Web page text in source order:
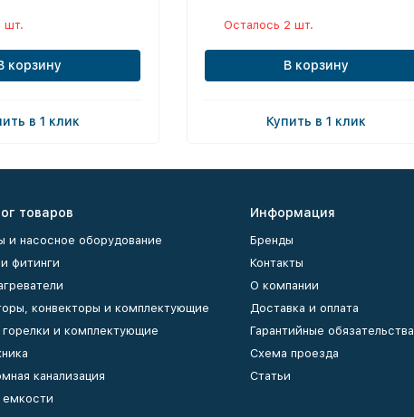
шт.
корзину
в 1 клик
Осталось 2 шт.
В корзину
Купить в 1 клик
товаров
и насосное оборудование
фитинги
конвекторы и комплектующие
горелки и комплектующие
канализация
емкости
Информация
Бренды
Контакты
О компании
Доставка и оплата
Гарантийные обязательства
Схема проезда
Статьи